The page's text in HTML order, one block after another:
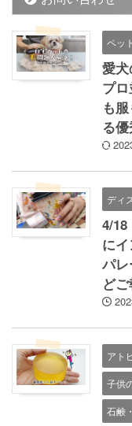
ペット
愛犬
プ
も
る
ディ
4/18
に
パ
ど
アト
子供
石鹸